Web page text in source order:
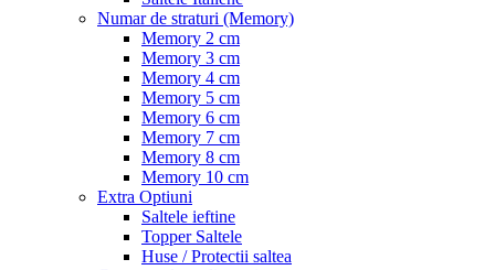
Numar de straturi (Memory)
Memory 2 cm
Memory 3 cm
Memory 4 cm
Memory 5 cm
Memory 6 cm
Memory 7 cm
Memory 8 cm
Memory 10 cm
Extra Optiuni
Saltele ieftine
Topper Saltele
Huse / Protectii saltea